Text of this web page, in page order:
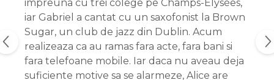
impreuna cu trei colege pe Champs-Elysées,
iar Gabriel a cantat cu un saxofonist la Brown
Sugar, un club de jazz din Dublin. Acum
realizeaza ca au ramas fara acte, fara bani si
fara telefoane mobile. Iar daca nu aveau deja
suficiente motive sa se alarmeze, Alice are